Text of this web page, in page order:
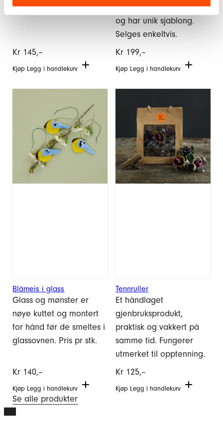
farger. Pris pr stk.
Kr 145,–
Kjøp Legg i handlekurv
lang, finnes i flere farger
og har unik sjablong.
Selges enkeltvis.
Kr 199,–
Kjøp Legg i handlekurv
Blåmeis i glass
Glass og mønster er
nøye kuttet og montert
for hånd før de smeltes i
glassovnen. Pris pr stk.
Kr 140,–
Kjøp Legg i handlekurv
Tennruller
Et håndlaget
gjenbruksprodukt,
praktisk og vakkert på
samme tid. Fungerer
utmerket til opptenning.
Kr 125,–
Kjøp Legg i handlekurv
Se alle produkter